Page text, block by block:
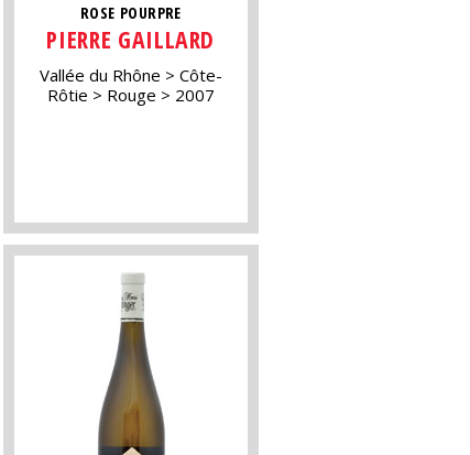
ROSE POURPRE
PIERRE GAILLARD
Vallée du Rhône
Côte-
Rôtie
Rouge 2007